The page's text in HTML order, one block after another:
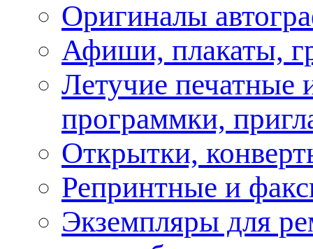
Оригиналы
Афиши, плакаты,
Летучие печатные
программки,
Открытки,
Репринтные и
Экземпляры для